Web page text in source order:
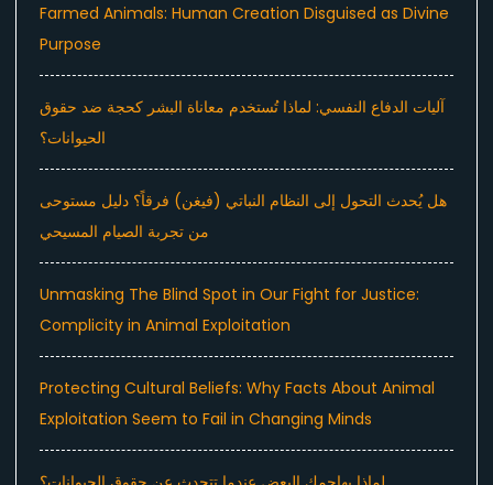
Farmed Animals: Human Creation Disguised as Divine
Purpose
آليات الدفاع النفسي: لماذا تُستخدم معاناة البشر كحجة ضد حقوق
الحيوانات؟
هل يُحدث التحول إلى النظام النباتي (فيغن) فرقاً؟ دليل مستوحى
من تجربة الصيام المسيحي
Unmasking The Blind Spot in Our Fight for Justice:
Complicity in Animal Exploitation
Protecting Cultural Beliefs: Why Facts About Animal
Exploitation Seem to Fail in Changing Minds